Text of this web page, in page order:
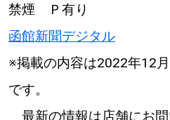
禁煙 Ｐ有り
函館新聞デジタル
※掲載の内容は2022年12
です。
最新の情報は店舗にお問